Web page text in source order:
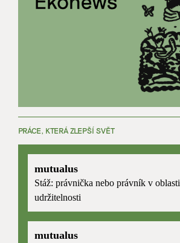
PRÁCE, KTERÁ ZLEPŠÍ SVĚT
mutualus
Stáž: právnička nebo právník v oblasti
udržitelnosti
mutualus